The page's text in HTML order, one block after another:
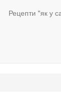
Рецепти "як у